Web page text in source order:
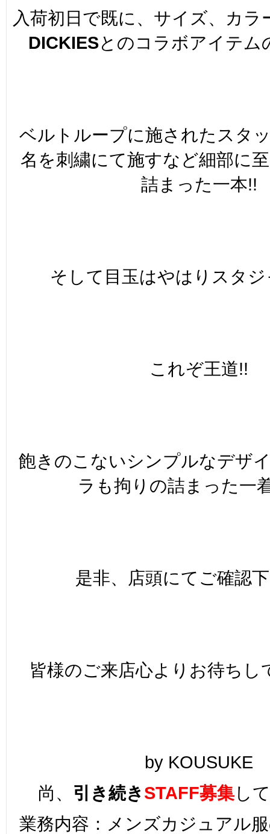
入荷初日で既に、サイズ、カラ
DICKIESとのコラボアイテム
ベルトループに施されたスタ
名を刺繍にて施すなど細部に
詰まった一本!!
そして目玉はやはりスタ
これぞ王道!!
飽きのこないシンプルなデザ
ラも拘りの詰まった一
是非、店頭にてご確認
皆様のご来店心よりお待ちし
by KOUSUKE
尚、 引き続きSTAFF募集し
業務内容：メンズカジュアル